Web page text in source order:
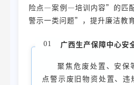
险点—案例—培训内容”的匹
警示一类问题”，提升廉洁教育
01 广西生产保障中心安
聚焦危废处置、安保
点警示废旧物资处置、违